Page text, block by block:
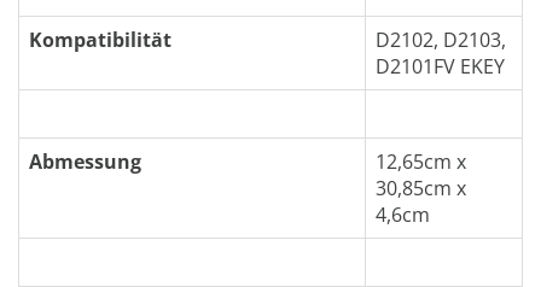
Kompatibilität
D2102, D2103,
D2101FV EKEY
Abmessung
12,65cm x
30,85cm x
4,6cm